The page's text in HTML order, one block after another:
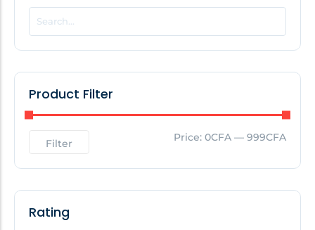
POPULAR THIS WEEK
No Posts Found!
No Posts Found!
Product Filter
Filter Price: 0CFA — 999CFA
Rating